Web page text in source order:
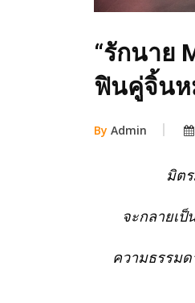
“รักนาย
ฟินคู่จิ้นห
By Admin
มิต
จะกลายเ
ความธรรม